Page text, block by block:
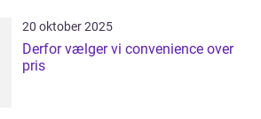
20 oktober 2025
Derfor vælger vi convenience over
pris